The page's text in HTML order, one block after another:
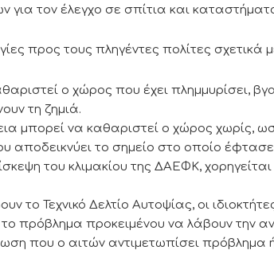
για τον έλεγχο σε σπίτια και
προς τους πληγέντες πολίτες σχετικά
ο χώρος που έχει πλημμυρίσει,
τη ζημιά.
μπορεί να καθαριστεί ο χώρος χωρίς,
αποδεικνύει το σημείο στο οποίο
του κλιμακίου της ΔΑΕΦΚ, χορηγείται
το Τεχνικό Δελτίο Αυτοψίας, οι
πρόβλημα προκειμένου να λάβουν την
που ο αιτών αντιμετωπίσει πρόβλημα